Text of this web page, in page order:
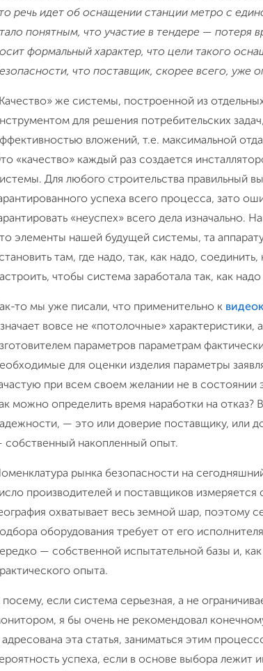
речь идет об оснащении станции метро с
понятным, что участие в тендере — потеря
формальный характер, что цели такого
что поставщик, скорее всего, уже
же системы, построенной из
для решения потребительских
вложений, т.е. максимальной
«качество» каждый раз создается
Для любого строительства правильный
успеха всего процесса, зато
«неуспех» всего дела изначально.
элементы нашей будущей системы, та
там, где надо, так, как надо,
чтобы система заработала так, как надо
то мы уже писали, что применительно к
вовсе не «потолочные» характеристики,
параметров параметрам
для оценки изделия параметры
при всем своем желании не в состоянии
можно определить время наработки на отказ?
— это или доверие поставщику, или
собственный накопленный опыт.
рынка безопасности на
производителей и поставщиков измеряется
охватывает весь земной шар, поэтому
оборудования требует от его
— собственной испытательной базы и,
опыта.
если система серьезная, а не
я бы очень не рекомендовал
адресована эта статья, заниматься этим
успеха, если в основе выбора лежит